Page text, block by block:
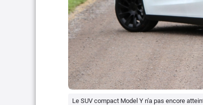
Le SUV compact Model Y n'a pas encore